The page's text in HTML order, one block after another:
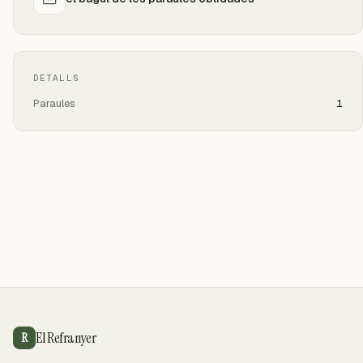
DETALLS
Paraules 1
R El Refranyer